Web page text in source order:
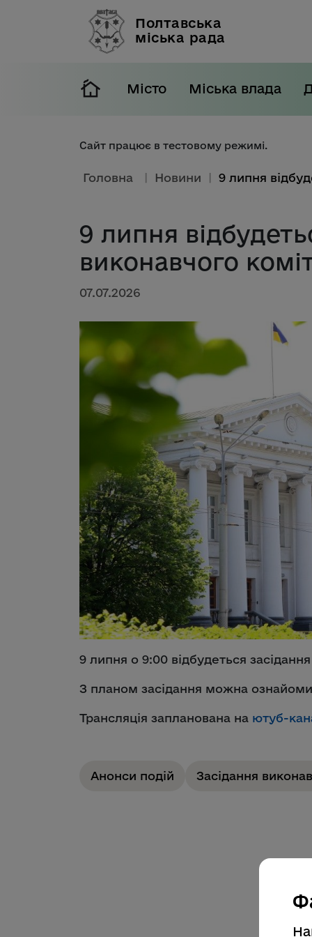
Полтавська
міська рада
Місто Міська влада
Сайт працює в тестовому режимі.
Головна Новини
9 липня
виконавчого
07.07.2026
9 липня о 9:00 відбудеться
З планом засідання можна
Трансляція запланована на ютуб-
Анонси подій Засідання